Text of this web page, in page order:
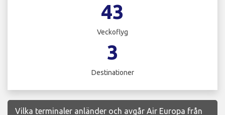
43
Veckoflyg
3
Destinationer
Vilka terminaler anländer och avgår Air Europa från